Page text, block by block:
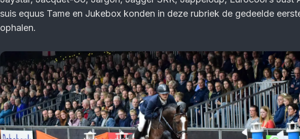
suis equus Tame en Jukebox konden in deze rubriek de gedeelde
ophalen.